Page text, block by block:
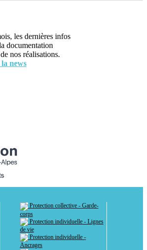
les dernières infos
documentation
nos réalisations.
news
Protection collective - Garde-
corps
Protection individuelle - Lignes
de vie
Protection individuelle -
Ancrages